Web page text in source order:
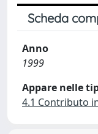
Scheda
Anno
1999
Appare nelle
4.1 Contributo